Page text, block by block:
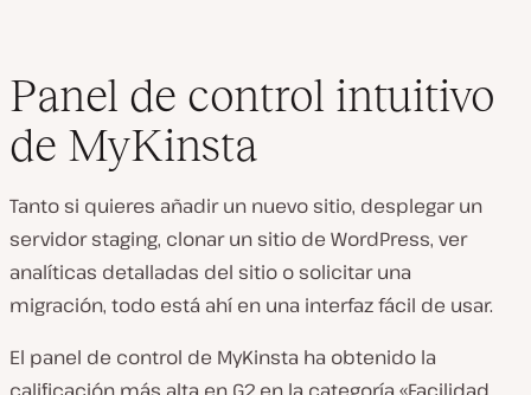
Panel de control intuitivo
de MyKinsta
Tanto si quieres añadir un nuevo sitio, desplegar un
servidor staging, clonar un sitio de WordPress, ver
analíticas detalladas del sitio o solicitar una
migración, todo está ahí en una interfaz fácil de usar.
El panel de control de MyKinsta ha obtenido la